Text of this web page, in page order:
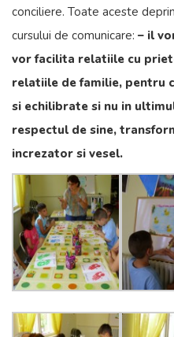
conciliere. Toate aceste
cursului de comunicare: – il
vor facilita relatiile cu
relatiile de familie, pentru
si echilibrate si nu in
respectul de sine,
increzator si vesel.